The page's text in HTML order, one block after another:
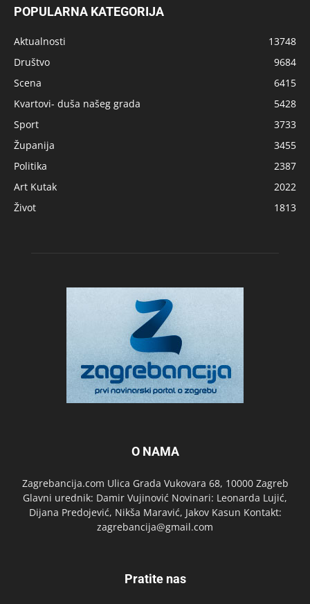
POPULARNA KATEGORIJA
Aktualnosti
13748
Društvo
9684
Scena
6415
Kvartovi- duša našeg grada
5428
Sport
3733
Županija
3455
Politika
2387
Art Kutak
2022
Život
1813
O NAMA
Zagrebancija.com Ulica Grada Vukovara 68, 10000 Zagreb
Glavni urednik: Damir Vujinović Novinari: Leonarda Lujić,
Dijana Predojević, Nikša Maravić, Jakov Kasun Kontakt:
zagrebancija@gmail.com
Pratite nas